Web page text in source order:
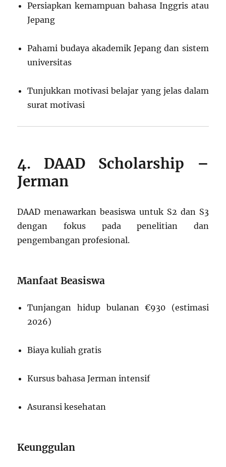
Persiapkan kemampuan bahasa Inggris atau
Jepang
Pahami budaya akademik Jepang dan sistem
universitas
Tunjukkan motivasi belajar yang jelas dalam
surat motivasi
4. DAAD Scholarship –
Jerman
DAAD menawarkan beasiswa untuk S2 dan S3
dengan fokus pada penelitian dan
pengembangan profesional.
Manfaat Beasiswa
Tunjangan hidup bulanan €930 (estimasi
2026)
Biaya kuliah gratis
Kursus bahasa Jerman intensif
Asuransi kesehatan
Keunggulan